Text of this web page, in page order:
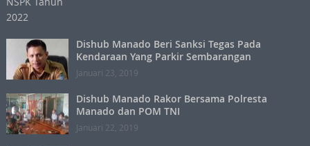
Dishub Manado Beri Sanksi Tegas Pada
Kendaraan Yang Parkir Sembarangan
Januari 23, 2019
Dishub Manado Rakor Bersama Polresta
Manado dan POM TNI
Januari 22, 2019